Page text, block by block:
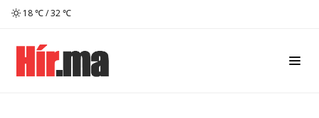
18 ℃ / 32 ℃